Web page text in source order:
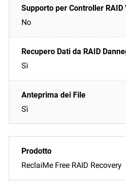
No
Sì
Sì
ReclaiMe Free RAID Recovery